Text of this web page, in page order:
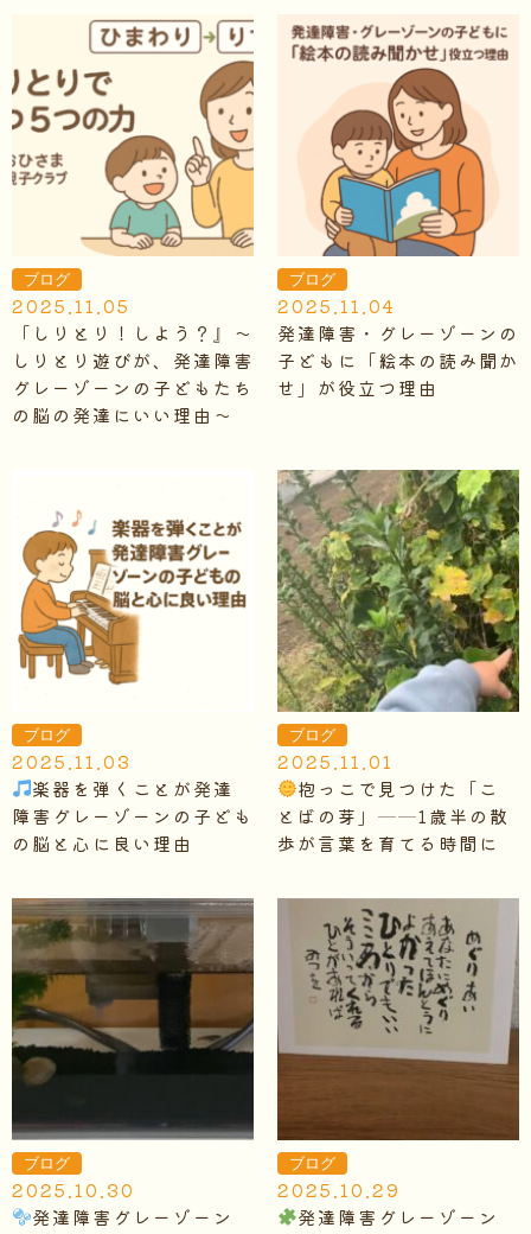
ブログ
2025.11.05
「しりとり！しよう？』～
しりとり遊びが、発達障害
グレーゾーンの子どもたち
の脳の発達にいい理由～
ブログ
2025.11.04
発達障害・グレーゾーンの
子どもに「絵本の読み聞か
せ」が役立つ理由
ブログ
2025.11.03
楽器を弾くことが発達
障害グレーゾーンの子ども
の脳と心に良い理由
ブログ
2025.11.01
抱っこで見つけた「こ
とばの芽」──1歳半の散
歩が言葉を育てる時間に
ブログ
2025.10.30
発達障害グレーゾーン
ブログ
2025.10.29
発達障害グレーゾーン